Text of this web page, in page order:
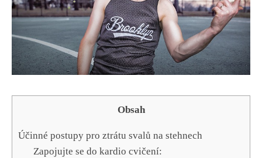
Obsah
Účinné postupy pro ⁢ztrátu‌ svalů⁢ na stehnech
Zapojujte se ⁣do ⁤kardio cvičení: